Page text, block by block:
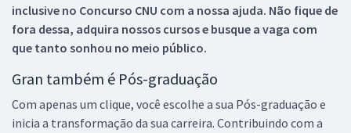
inclusive no Concurso CNU com a nossa ajuda. Não fique de
fora dessa, adquira nossos cursos e busque a vaga com
que tanto sonhou no meio público.
Gran também é Pós-graduação
Com apenas um clique, você escolhe a sua Pós-graduação e
inicia a transformação da sua carreira. Contribuindo com a